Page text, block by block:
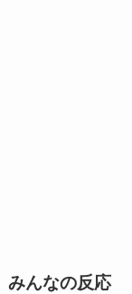
みんなの反応